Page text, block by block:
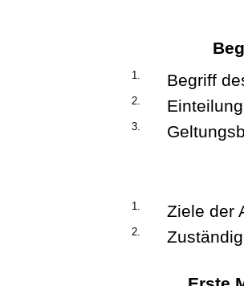
1. Begriff
2.
3.
1. Ziele der
2.